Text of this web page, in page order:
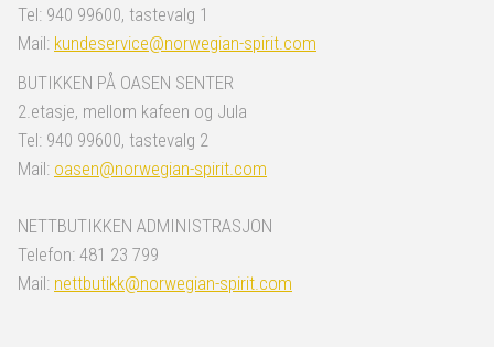
Tel: 940 99600, tastevalg 1
Mail: kundeservice@norwegian-spirit.com
BUTIKKEN PÅ OASEN SENTER
2.etasje, mellom kafeen og Jula
Tel: 940 99600, tastevalg 2
Mail: oasen@norwegian-spirit.com
NETTBUTIKKEN ADMINISTRASJON
Telefon: 481 23 799
Mail: nettbutikk@norwegian-spirit.com